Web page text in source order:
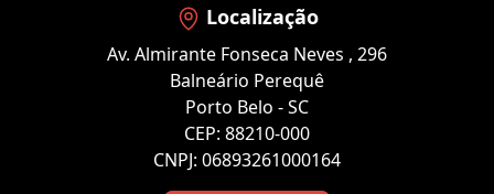
Localização
Av. Almirante Fonseca Neves , 296
Balneário Perequê
Porto Belo - SC
CEP: 88210-000
CNPJ: 06893261000164